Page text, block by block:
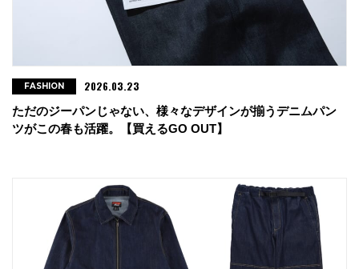
ただのジーパンじゃない、様々なデザインが揃うデニムパン
ツがこの春も活躍。【買えるGO OUT】
FASHION 2026.03.23